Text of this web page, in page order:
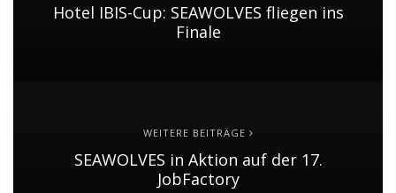
Hotel IBIS-Cup: SEAWOLVES fliegen ins
Finale
WEITERE BEITRÄGE
SEAWOLVES in Aktion auf der 17.
JobFactory